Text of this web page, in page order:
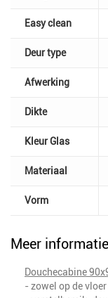
Easy clean
Deur type
Afwerking
Dikte
Kleur Glas
Materiaal
Vorm
Meer informatie
Douchecabine
- zowel op de